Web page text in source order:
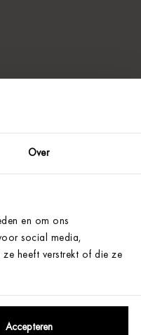
Over
en om ons
social media,
heeft verstrekt of die ze
Accepteren